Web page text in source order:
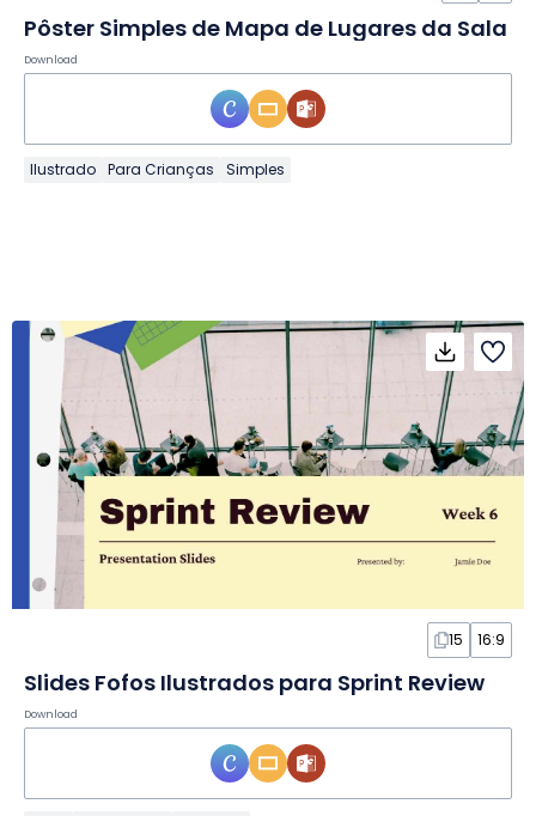
Pôster Simples de Mapa de Lugares da Sala
Download
Ilustrado Para Crianças Simples
15 16:9
Slides Fofos Ilustrados para Sprint Review
Download